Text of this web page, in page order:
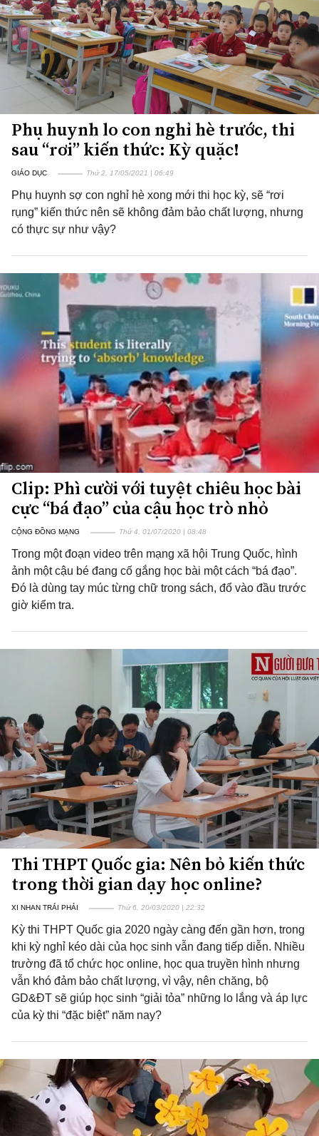
Phụ huynh lo con nghỉ hè trước, thi
sau “rơi” kiến thức: Kỳ quặc!
GIÁO DỤC Thứ 2, 17/05/2021 | 06:49
Phụ huynh sợ con nghỉ hè xong mới thi học kỳ, sẽ “rơi
rụng” kiến thức nên sẽ không đảm bảo chất lượng, nhưng
có thực sự như vậy?
Clip: Phì cười với tuyệt chiêu học bài
cực “bá đạo” của cậu học trò nhỏ
CỘNG ĐỒNG MẠNG Thứ 4, 01/07/2020 | 08:48
Trong một đoạn video trên mạng xã hội Trung Quốc, hình
ảnh một cậu bé đang cố gắng học bài một cách “bá đạo”.
Đó là dùng tay múc từng chữ trong sách, đổ vào đầu trước
giờ kiểm tra.
Thi THPT Quốc gia: Nên bỏ kiến thức
trong thời gian dạy học online?
XI NHAN TRÁI PHẢI Thứ 6, 20/03/2020 | 22:32
Kỳ thi THPT Quốc gia 2020 ngày càng đến gần hơn, trong
khi kỳ nghỉ kéo dài của học sinh vẫn đang tiếp diễn. Nhiều
trường đã tổ chức học online, học qua truyền hình nhưng
vẫn khó đảm bảo chất lượng, vì vậy, nên chăng, bộ
GD&ĐT sẽ giúp học sinh “giải tỏa” những lo lắng và áp lực
của kỳ thi “đặc biệt” năm nay?